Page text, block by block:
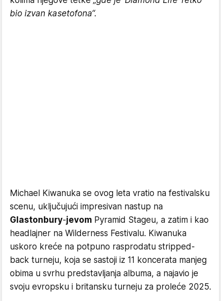
bio izvan kasetofona“.
Michael Kiwanuka se ovog leta vratio na festivalsku
scenu, uključujući impresivan nastup na
Glastonbury-jevom Pyramid Stageu, a zatim i kao
headlajner na Wilderness Festivalu. Kiwanuka
uskoro kreće na potpuno rasprodatu stripped-
back turneju, koja se sastoji iz 11 koncerata manjeg
obima u svrhu predstavljanja albuma, a najavio je
svoju evropsku i britansku turneju za proleće 2025.